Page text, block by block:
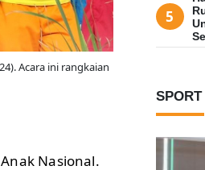
Acara ini rangkaian
Nasional.
SPORT